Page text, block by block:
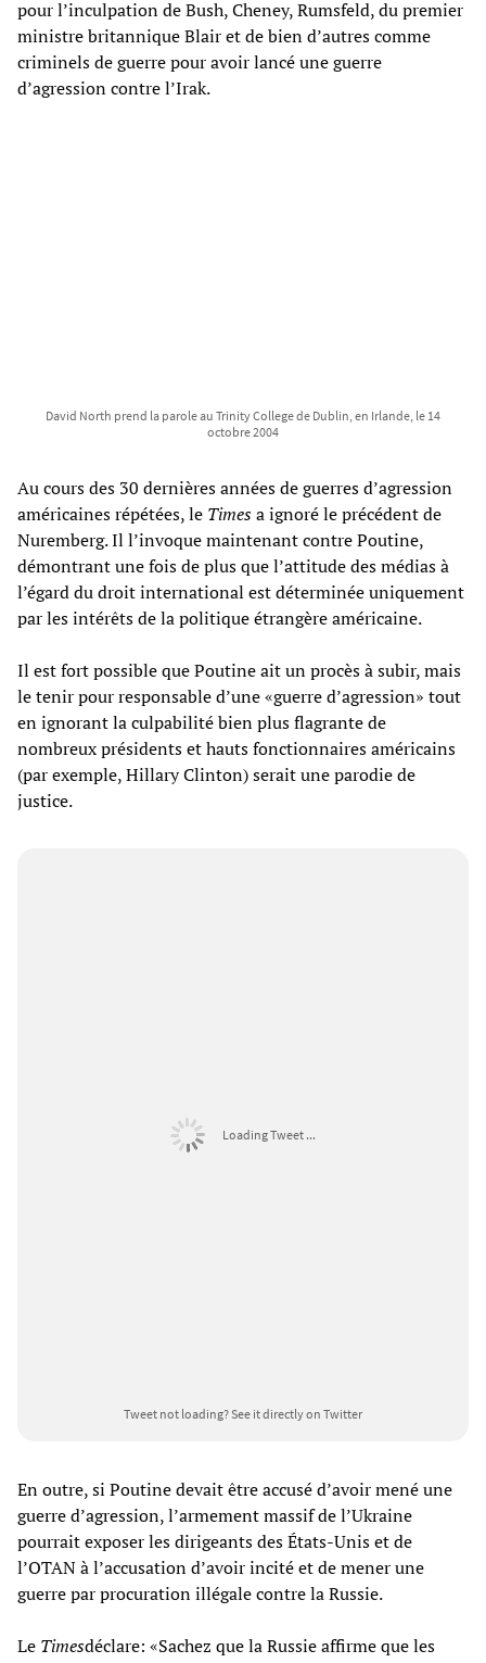
pour l’inculpation de Bush, Cheney, Rumsfeld, du premier
ministre britannique Blair et de bien d’autres comme
criminels de guerre pour avoir lancé une guerre
d’agression contre l’Irak.
David North prend la parole au Trinity College de Dublin, en Irlande, le 14
octobre 2004
Au cours des 30 dernières années de guerres d’agression
américaines répétées, le Timesa ignoré le précédent de
Nuremberg. Il l’invoque maintenant contre Poutine,
démontrant une fois de plus que l’attitude des médias à
l’égard du droit international est déterminée uniquement
par les intérêts de la politique étrangère américaine.
Il est fort possible que Poutine ait un procès à subir, mais
le tenir pour responsable d’une «guerre d’agression» tout
en ignorant la culpabilité bien plus flagrante de
nombreux présidents et hauts fonctionnaires américains
(par exemple, Hillary Clinton) serait une parodie de
justice.
Loading Tweet ...
Tweet not loading?See it directly on Twitter
En outre, si Poutine devait être accusé d’avoir mené une
guerre d’agression, l’armement massif de l’Ukraine
pourrait exposer les dirigeants des États-Unis et de
l’OTAN à l’accusation d’avoir incité et de mener une
guerre par procuration illégale contre la Russie.
Le Timesdéclare: «Sachez que la Russie affirme que les